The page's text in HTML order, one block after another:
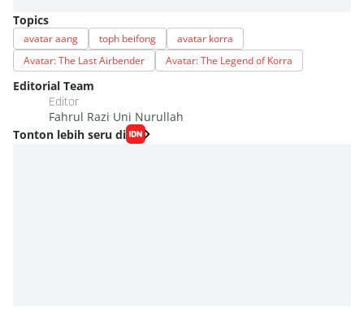
Topics
avatar aang toph beifong
avatar korra
Avatar: The Last Airbender
Avatar: The Legend of Korra
Editorial Team
Editor
Fahrul Razi Uni Nurullah
Tonton lebih seru di